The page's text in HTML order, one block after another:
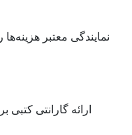
نمایندگی معتبر
ارائه گارانتی